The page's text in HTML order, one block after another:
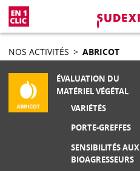
NOS ACTIVITÉS > ABRICOT
ÉVALUATION DU
MATÉRIEL VÉGÉTAL
VARIÉTÉS
PORTE-GREFFES
SENSIBILITÉS AUX
BIOAGRESSEURS